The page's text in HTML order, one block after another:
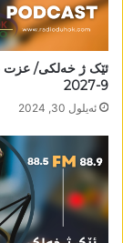
9-2027
ئه‌یلول 30, 2024